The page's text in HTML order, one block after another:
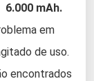
6.000 mAh.
em
de uso.
encontrados